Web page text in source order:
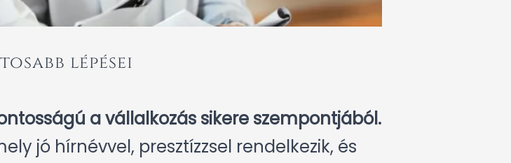
lépései
a vállalkozás sikere szempontjából.
jó hírnévvel, presztízzsel rendelkezik, és